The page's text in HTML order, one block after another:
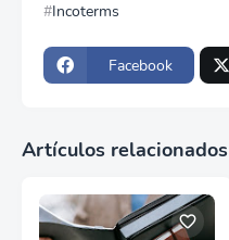
Incoterms
Facebook
Artículos relacionados